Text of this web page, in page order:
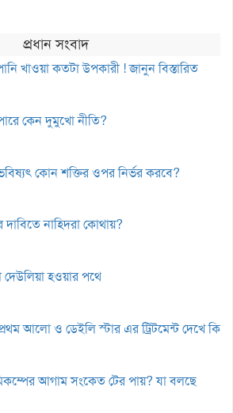
প্রধান সংবাদ
খাওয়া কতটা উপকারী ! জানুন বিস্তারিত
কেন দুমুখো নীতি?
কোন শক্তির ওপর নির্ভর করবে?
দাবিতে নাহিদরা কোথায়?
হওয়ার পথে
আলো ও ডেইলি স্টার এর ট্রিটমেন্ট দেখে কি
আগাম সংকেত টের পায়? যা বলছে